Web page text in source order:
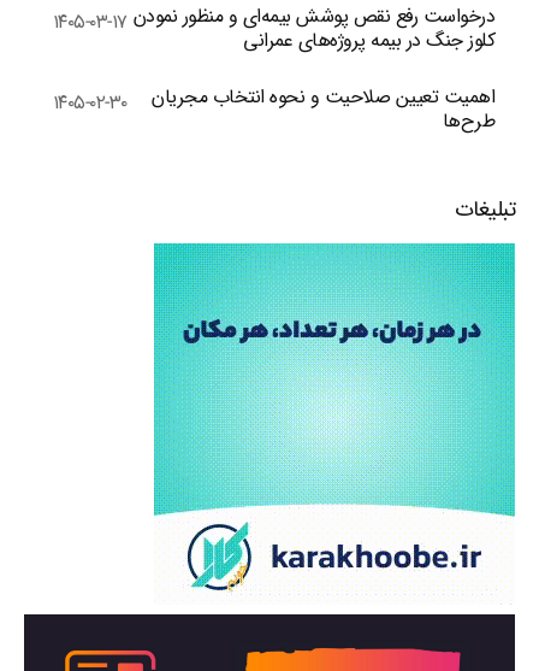
درخواست رفع نقص پوشش بیمه‌ای و منظور نمودن
کلوز جنگ در بیمه پروژه‌های عمرانی
۱۴۰۵-۰۳-۱۷
اهمیت تعیین صلاحیت و نحوه انتخاب مجریان
طرح‌ها
۱۴۰۵-۰۲-۳۰
تبلیغات